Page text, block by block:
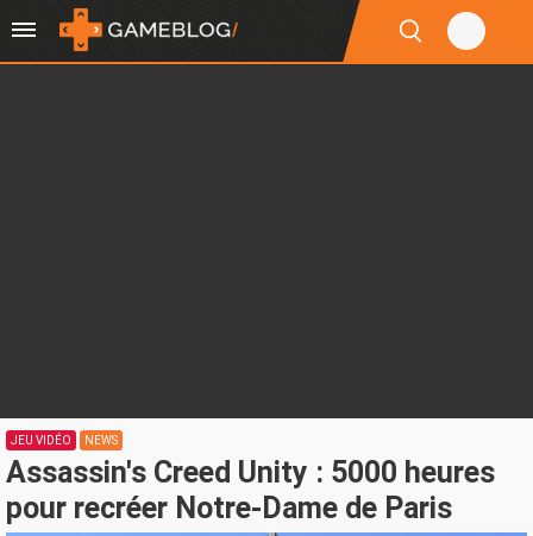
JEU VIDÉO NEWS
Assassin's Creed Unity : 5000 heures
pour recréer Notre-Dame de Paris